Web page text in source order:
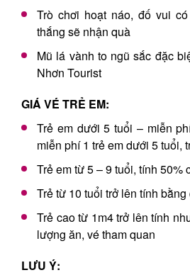
Trò chơi hoạt náo, đố vui
thắng sẽ nhận quà
Mũ lá vành to ngũ sắc đặc
Nhơn Tourist
GIÁ VÉ TRẺ EM:
Trẻ em dưới 5 tuổi – miễn
miễn phí 1 trẻ em dưới 5 tuổi,
Trẻ em từ 5 – 9 tuổi, tính 50%
Trẻ từ 10 tuổi trở lên tính
Trẻ cao từ 1m4 trở lên tính
lượng ăn, vé tham quan
LƯU Ý: